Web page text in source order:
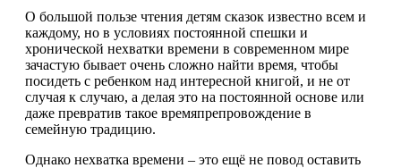
О большой пользе чтения детям сказок известно всем и
каждому, но в условиях постоянной спешки и
хронической нехватки времени в современном мире
зачастую бывает очень сложно найти время, чтобы
посидеть с ребенком над интересной книгой, и не от
случая к случаю, а делая это на постоянной основе или
даже превратив такое времяпрепровождение в
семейную традицию.
Однако нехватка времени – это ещё не повод оставить